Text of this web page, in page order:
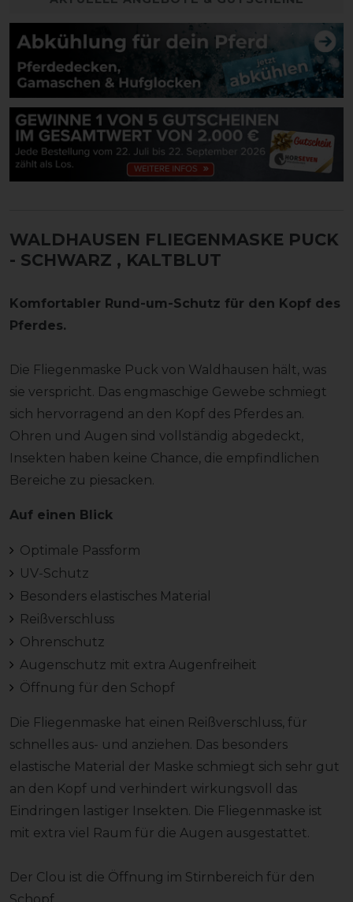
WALDHAUSEN FLIEGENMASKE PUCK
- SCHWARZ , KALTBLUT
Komfortabler Rund-um-Schutz für den Kopf des
Pferdes.
Die Fliegenmaske Puck von Waldhausen hält, was
sie verspricht. Das engmaschige Gewebe schmiegt
sich hervorragend an den Kopf des Pferdes an.
Ohren und Augen sind vollständig abgedeckt,
Insekten haben keine Chance, die empfindlichen
Bereiche zu piesacken.
Auf einen Blick
Optimale Passform
UV-Schutz
Besonders elastisches Material
Reißverschluss
Ohrenschutz
Augenschutz mit extra Augenfreiheit
Öffnung für den Schopf
Die Fliegenmaske hat einen Reißverschluss, für
schnelles aus- und anziehen. Das besonders
elastische Material der Maske schmiegt sich sehr gut
an den Kopf und verhindert wirkungsvoll das
Eindringen lastiger Insekten. Die Fliegenmaske ist
mit extra viel Raum für die Augen ausgestattet.
Der Clou ist die Öffnung im Stirnbereich für den